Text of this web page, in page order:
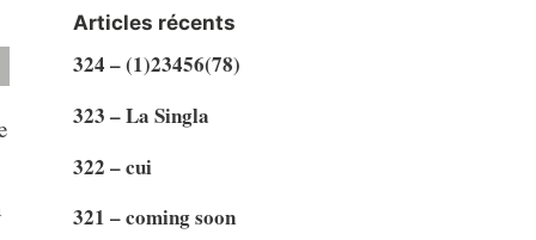
Articles récents
324 – (1)23456(78)
323 – La Singla
322 – cui
321 – coming soon